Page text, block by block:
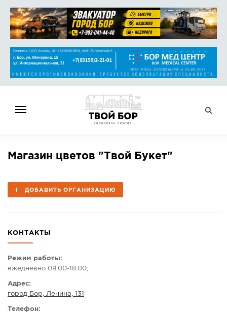
НОВОСТИ
ОБЪЯВЛЕНИЯ
КАМЕРЫ
КОНКУРСЫ
Магазин цветов "Твой Букет"
ДОБАВИТЬ ОРГАНИЗАЦИЮ
КОНТАКТЫ
Режим работы:
ежедневно 09:00-18:00;
Адрес:
город Бор, Ленина, 131
Телефон: